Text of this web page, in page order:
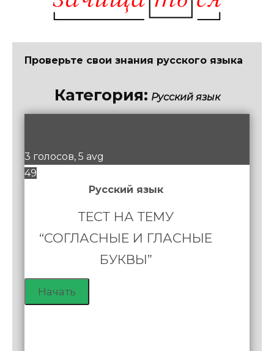
Проверьте свои знания русского языка
Категория: Русский язык
3 голосов, 5 avg
49
Русский язык
ТЕСТ НА ТЕМУ
“СОГЛАСНЫЕ И ГЛАСНЫЕ
БУКВЫ”